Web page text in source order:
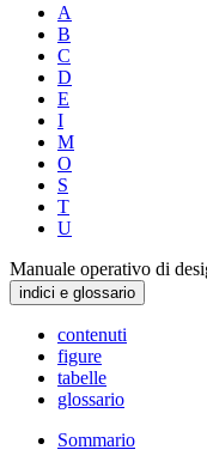
A
B
C
D
E
I
M
O
S
T
U
Manuale operativo di
indici e glossario
contenuti
figure
tabelle
glossario
Sommario